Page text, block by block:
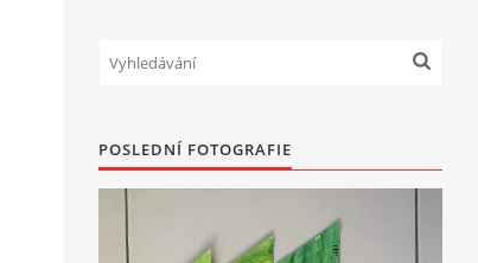
POSLEDNÍ FOTOGRAFIE